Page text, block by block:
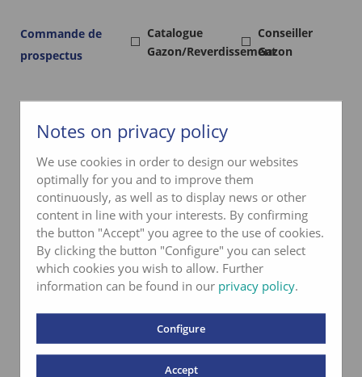
Commande de
prospectus
Catalogue
Gazon/reverdissement
Conseiller
Gazon
Notes on privacy policy
We use cookies in order to design our websites
optimally for you and to improve them
continuously, as well as to display news or other
content in line with your interests. By confirming
the button "Accept" you agree to the use of cookies.
By clicking the button "Configure" you can select
which cookies you wish to allow. Further
information can be found in our privacy policy.
Configure
Accept